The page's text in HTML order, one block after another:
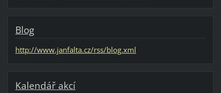
Blog
http://www.janfalta.cz/rss/blog.xml
Kalendář akcí